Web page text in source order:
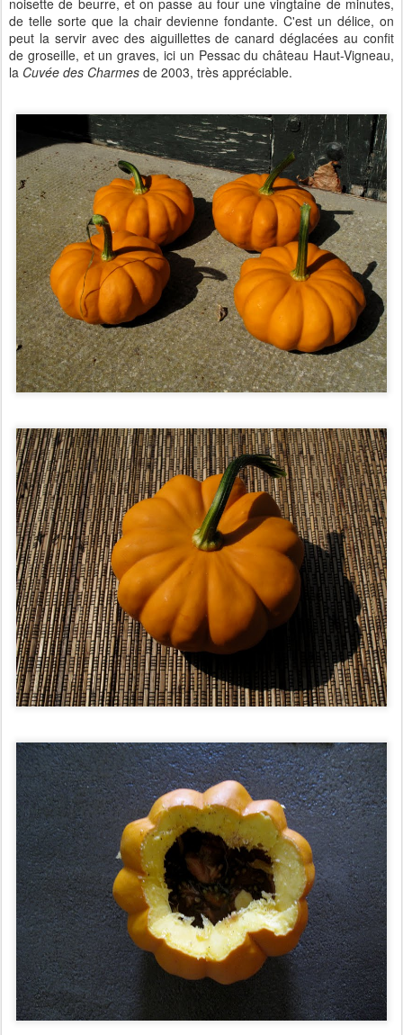
noisette de beurre, et on passe au four une vingtaine de minutes,
de telle sorte que la chair devienne fondante. C'est un délice, on
peut la servir avec des aiguillettes de canard déglacées au confit
de groseille, et un graves, ici un Pessac du château Haut-Vigneau,
la Cuvée des Charmes de 2003, très appréciable.